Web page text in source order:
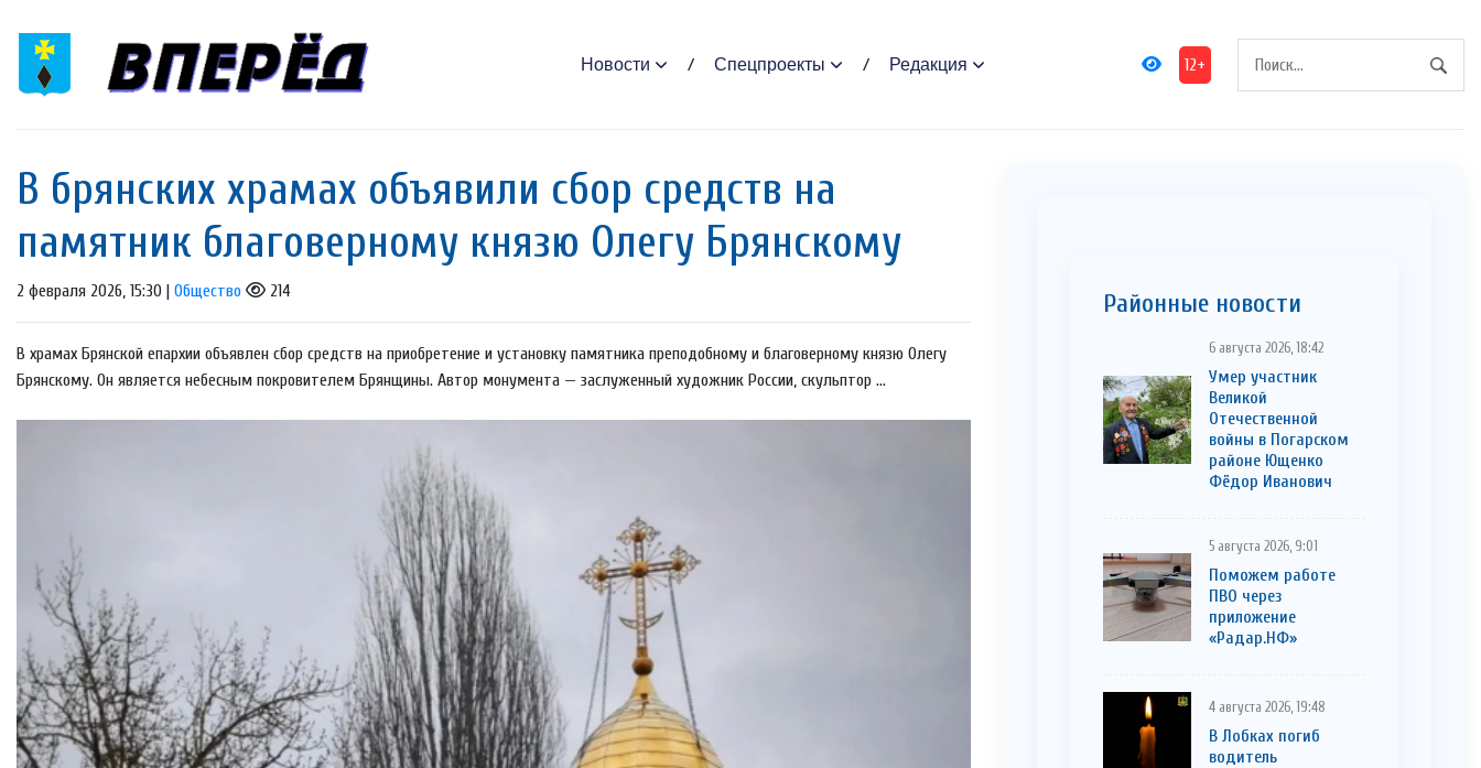
Новости Спецпроекты Редакция 12+
В брянских храмах объявили сбор средств на
памятник благоверному князю Олегу Брянскому
2 февраля 2026, 15:30 | Общество 214
В храмах Брянской епархии объявлен сбор средств на приобретение и установку памятника преподобному и благоверному князю Олегу
Брянскому. Он является небесным покровителем Брянщины. Автор монумента — заслуженный художник России, скульптор ...
Районные новости
6 августа 2026, 18:42
Умер участник
Великой
Отечественной
войны в Погарском
районе Ющенко
Фёдор Иванович
5 августа 2026, 9:01
Поможем работе
ПВО через
приложение
«Радар.НФ»
4 августа 2026, 19:48
В Лобках погиб
водитель